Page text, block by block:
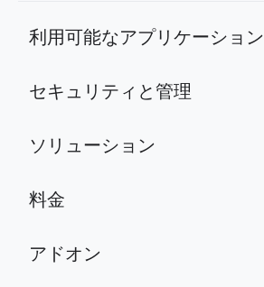
利用可能なアプリケーション
セキュリティと管理
ソリューション
料金
アドオン